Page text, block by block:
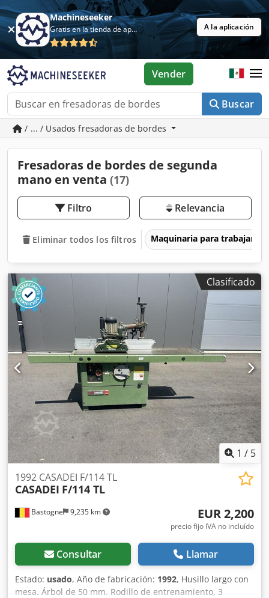
Machineseeker
Gratis en la tienda de aplicaciones A la aplicación
Buscar
Vender
/ ... / Usados fresadoras de bordes
Fresadoras de bordes de segunda
mano en venta (17)
Filtro Relevancia
Eliminar todos los filtros Maquinaria para trabajar la
Clasificado
1 / 5
Bastogne 9,235 km
1992 CASADEI F/114 TL
CASADEI F/114 TL
EUR 2,200
precio fijo IVA no incluído
Consultar Llamar
Estado: usado, Año de fabricación: 1992, Husillo largo con
mesa. Árbol de 50 mm. Rodillo de entrenamiento, 3